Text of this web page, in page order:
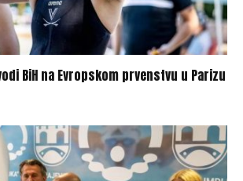
BiH na Evropskom prvenstvu u Parizu